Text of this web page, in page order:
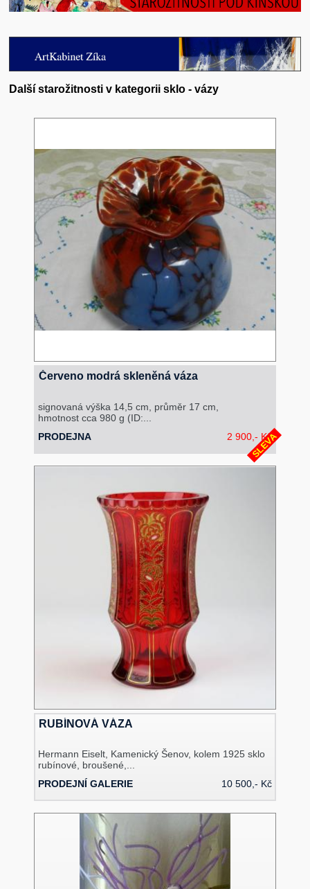
Další starožitnosti v kategorii sklo - vázy
Červeno modrá skleněná váza
signovaná výška 14,5 cm, průměr 17 cm,
hmotnost cca 980 g (ID:...
PRODEJNA
SLEVA
2 900,- Kč
RUBÍNOVÁ VÁZA
Hermann Eiselt, Kamenický Šenov, kolem 1925 sklo
rubínové, broušené,...
PRODEJNÍ GALERIE
10 500,- Kč